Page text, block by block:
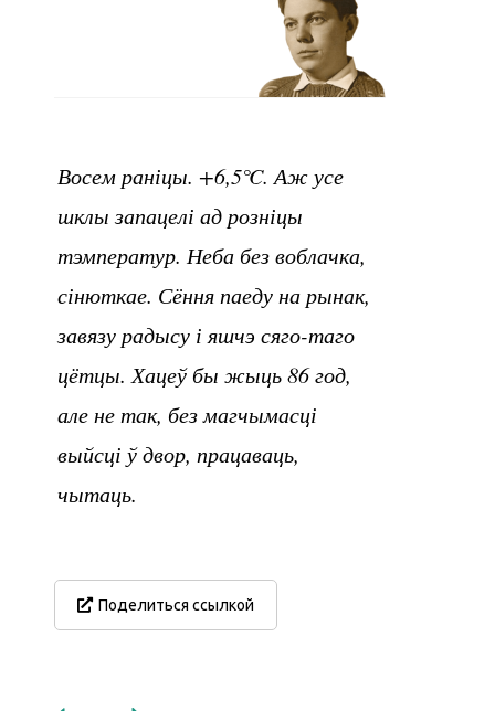
Восем раніцы. +6,5℃. Аж усе
шклы запацелі ад розніцы
тэмператур. Неба без воблачка,
сінюткае. Сёння паеду на рынак,
завязу радысу і яшчэ сяго-таго
цётцы. Хацеў бы жыць 86 год,
але не так, без магчымасці
выйсці ў двор, працаваць,
чытаць.
Поделиться ссылкой